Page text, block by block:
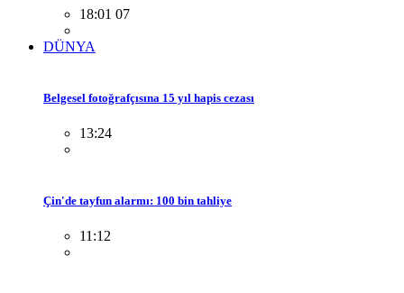
18:01 07
DÜNYA
Belgesel fotoğrafçısına 15 yıl hapis cezası
13:24
Çin'de tayfun alarmı: 100 bin tahliye
11:12